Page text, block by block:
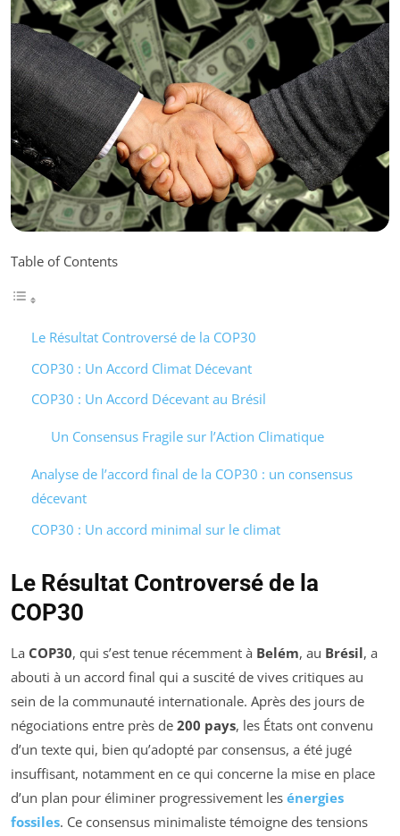
Table of Contents
Le Résultat Controversé de la COP30
COP30 : Un Accord Climat Décevant
COP30 : Un Accord Décevant au Brésil
Un Consensus Fragile sur l’Action Climatique
Analyse de l’accord final de la COP30 : un consensus
décevant
COP30 : Un accord minimal sur le climat
Le Résultat Controversé de la
COP30
La COP30, qui s’est tenue récemment à Belém, au Brésil, a
abouti à un accord final qui a suscité de vives critiques au
sein de la communauté internationale. Après des jours de
négociations entre près de 200 pays, les États ont convenu
d’un texte qui, bien qu’adopté par consensus, a été jugé
insuffisant, notamment en ce qui concerne la mise en place
d’un plan pour éliminer progressivement les énergies
fossiles. Ce consensus minimaliste témoigne des tensions